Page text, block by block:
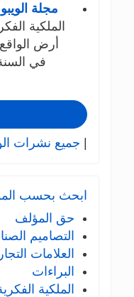
مجلة الويبو
الملكية
في
| جميع نشرات
ابحث بحسب
حق المؤلف
التصاميم
العلامات
البراءات
الملكية